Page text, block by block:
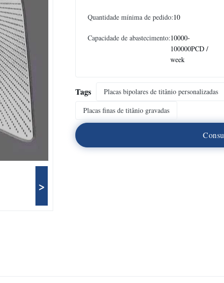
>
Quantidade mínima de pedido:10
Capacidade de abastecimento:10000-
100000PCD /
week
Tags Placas bipolares de titânio personalizadas
Placas finas de titânio gravadas
Consu